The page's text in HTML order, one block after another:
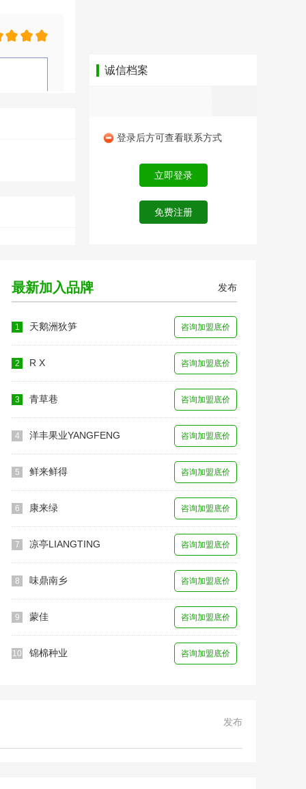
诚信档案
登录后方可查看联系方式
最新加入品牌 发布
1 天鹅洲狄笋 咨询加盟底价
2 R X 咨询加盟底价
3 青草巷 咨询加盟底价
4 洋丰果业YANGFENG 咨询加盟底价
5 鲜来鲜得 咨询加盟底价
6 康来绿 咨询加盟底价
7 凉亭LIANGTING 咨询加盟底价
8 味鼎南乡 咨询加盟底价
9 蒙佳 咨询加盟底价
10 锦棉种业 咨询加盟底价
发布